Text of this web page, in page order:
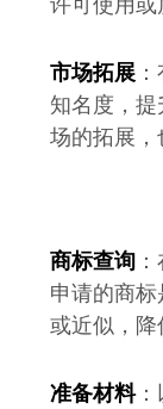
市场拓展
知名度，
场的拓展，
商标查询
申请的商
或近似，降
准备材料：